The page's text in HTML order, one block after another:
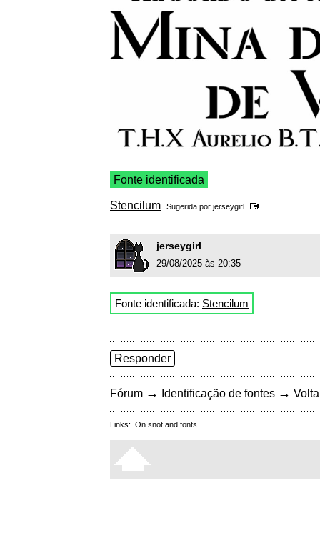
Fonte identificada
Stencilum Sugerida por jerseygirl
jerseygirl
29/08/2025 às 20:35
Fonte identificada: Stencilum
Responder
Fórum → Identificação de fontes →
Links: On snot and fonts